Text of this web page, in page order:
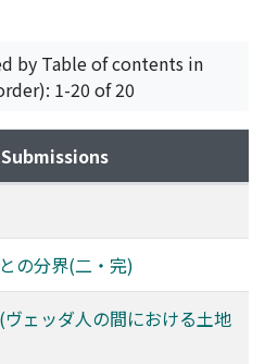
by Table of contents in
1-20 of 20
の分界(二・完)
ェッダ人の間における土地